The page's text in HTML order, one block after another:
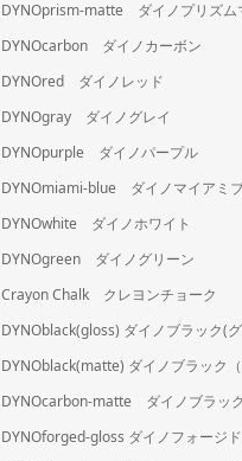
DYNOprism-matte ダイノプリズム
DYNOcarbon ダイノカーボン
DYNOred ダイノレッド
DYNOgray ダイノグレイ
DYNOpurple ダイノパープル
DYNOmiami-blue ダイノマイアミ
DYNOwhite ダイノホワイト
DYNOgreen ダイノグリーン
Crayon Chalk クレヨンチョーク
DYNOblack(gloss) ダイノブラック(グ
DYNOblack(matte) ダイノブラック（
DYNOcarbon-matte ダイノブラック
DYNOforged-gloss ダイノフォージ